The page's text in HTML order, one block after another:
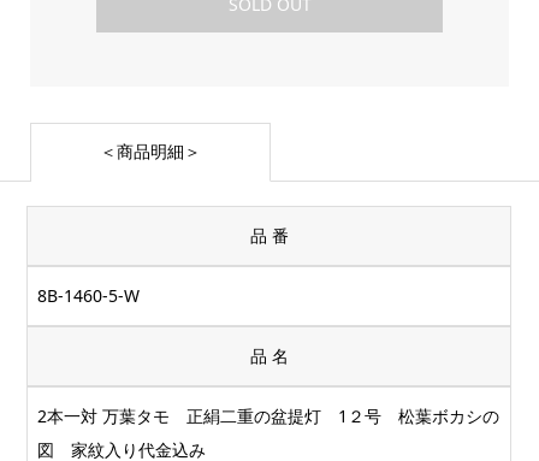
SOLD OUT
＜商品明細＞
品 番
8B-1460-5-W
品 名
2本一対 万葉タモ 正絹二重の盆提灯 1２号 松葉ボカシの
図 家紋入り代金込み